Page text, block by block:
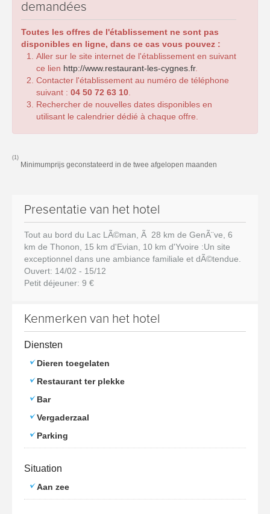
demandées
Toutes les offres de l'établissement ne sont pas
disponibles en ligne, dans ce cas vous pouvez :
Aller sur le site internet de l'établissement en suivant
ce lien http://www.restaurant-les-cygnes.fr.
Contacter l'établissement au numéro de téléphone
suivant : 04 50 72 63 10
Rechercher de nouvelles dates disponibles en
utilisant le calendrier dédié à chaque offre.
(1)
Minimumprijs geconstateerd in de twee afgelopen maanden
Presentatie van het hotel
Tout au bord du Lac LÃ©man, Ã 28 km de GenÃ¨ve, 6
km de Thonon, 15 km d'Evian, 10 km d'Yvoire :Un site
exceptionnel dans une ambiance familiale et dÃ©tendue.
Ouvert: 14/02 - 15/12
Petit déjeuner: 9 €
Kenmerken van het hotel
Diensten
Dieren toegelaten
Restaurant ter plekke
Bar
Vergaderzaal
Parking
Situation
Aan zee